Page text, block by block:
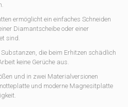
ermöglicht ein einfaches Schneiden
Diamantscheibe oder einer
sind.
die beim Erhitzen schädlich
keine Gerüche aus.
und in zwei Materialversionen
und moderne Magnesitplatte